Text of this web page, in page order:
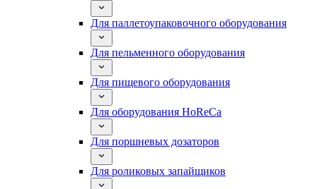
Для паллетоупаковочного оборудования
Для пельменного оборудования
Для пищевого оборудования
Для оборудования HoReCa
Для поршневых дозаторов
Для роликовых запайщиков